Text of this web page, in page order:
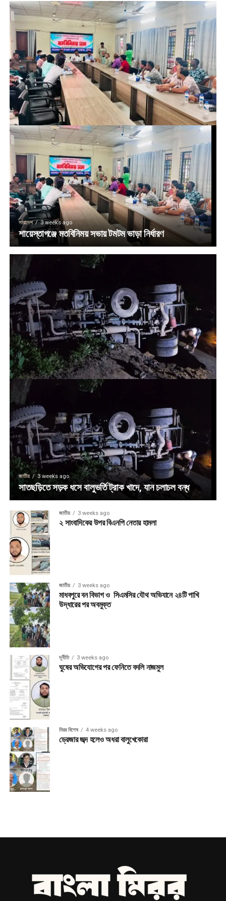
সারাদেশ 3 weeks ago
শায়েস্তাগঞ্জে মতবিনিময় সভায় টমটম ভাড়া নির্ধারণ
জাতীয় 3 weeks ago
সাতছড়িতে সড়ক ধসে বালুভর্তি ট্রাক খাদে, যান চলাচল বন্ধ
জাতীয় 3 weeks ago
২ সাংবাদিকের উপর বিএনপি নেতার হামলা
জাতীয় 3 weeks ago
মাধবপুরে বন বিভাগ ও সিএমসির যৌথ অভিযানে ২৪টি পাখি
উদ্ধারের পর অবমুক্ত
দূর্নীতি 3 weeks ago
ঘুষের অভিযোগের পর ফেনিতে বদলি নাজমুল
মিরর বিশেষ 4 weeks ago
ড্রেজার জব্দ হলেও অধরা বালুখেকোরা